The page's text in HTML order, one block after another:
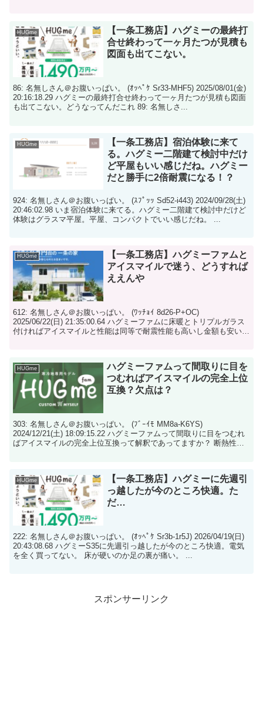
HUGme
【一条工務店】ハグミーの最終打
合せ終わって一ヶ月たつが見積も
図面も出てこない。
86: 名無しさん＠お腹いっぱい。 (ｵｯﾍﾟｹ Sr33-MHF5) 2025/08/01(金)
20:16:18.29 ハグミーの最終打合せ終わって一ヶ月たつが見積も図面
も出てこない。どうなってんだこれ 89: 名無しさ...
HUGme
【一条工務店】宿泊体験に来て
る。ハグミー二階建て検討中だけ
ど平屋もいい感じだね。ハグミー
だと勝手に2倍耐震になる！？
924: 名無しさん＠お腹いっぱい。 (ｽﾌﾟｯｯ Sd52-i443) 2024/09/28(土)
20:46:02.98 いま宿泊体験に来てる。ハグミー二階建て検討中だけど
HUGme
【一条工務店】ハグミーファムと
アイスマイルで迷う、どうすれば
ええんや
612: 名無しさん＠お腹いっぱい。 (ﾜｯﾁｮｲ 8d26-P+OC)
2025/06/22(日) 21:35:00.64 ハグミーファムに床暖とトリプルガラス
付ければアイスマイルと性能は同等で耐震性能も高いし金額も安いの
HUGme
ハグミーファムって間取りに目を
つむればアイスマイルの完全上位
互換？欠点は？
303: 名無しさん＠お腹いっぱい。 (ﾌﾞｰｲﾓ MM8a-K6YS)
2024/12/21(土) 18:09:15.22 ハグミーファムって間取りに目をつむれ
ばアイスマイルの完全上位互換って解釈であってますか？ 断熱性能
HUGme
【一条工務店】ハグミーに先週引
っ越したが今のところ快適。た
だ…
222: 名無しさん＠お腹いっぱい。 (ｵｯﾍﾟｹ Sr3b-1r5J) 2026/04/19(日)
20:43:08.68 ハグミーS35に先週引っ越したが今のところ快適。電気
スポンサーリンク